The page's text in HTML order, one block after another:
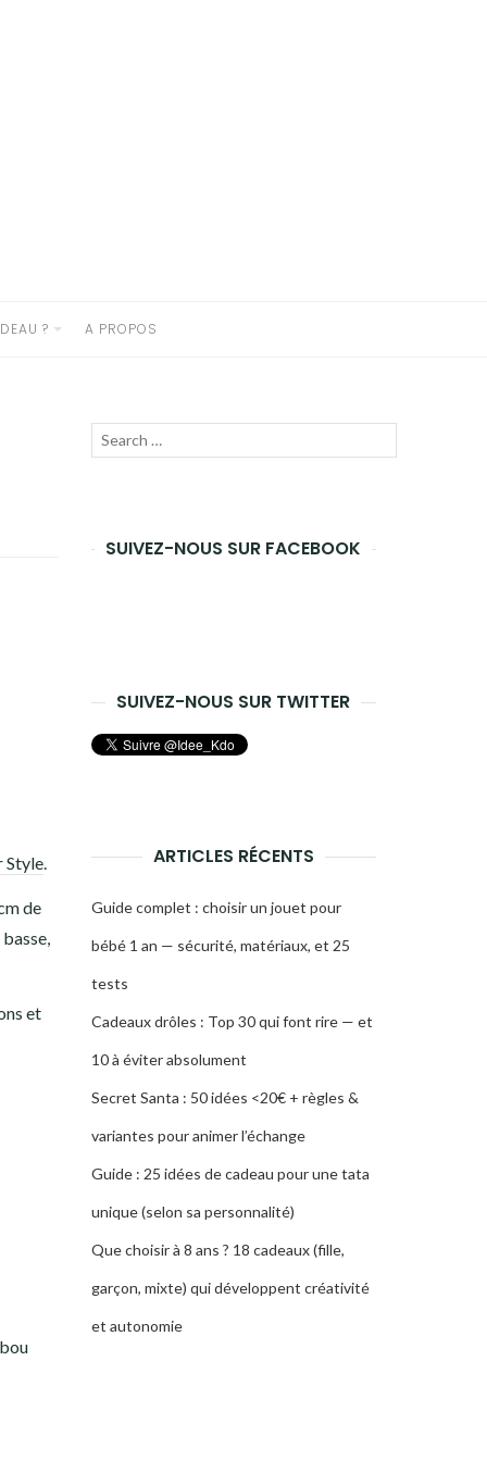
? A PROPOS
Style.
de
et
Recherche
SUIVEZ-NOUS SUR FACEBOOK
SUIVEZ-NOUS SUR TWITTER
ARTICLES RÉCENTS
Guide complet : choisir un jouet pour
bébé 1 an — sécurité, matériaux, et 25
tests
Cadeaux drôles : Top 30 qui font rire — et
10 à éviter absolument
Secret Santa : 50 idées <20€ + règles &
variantes pour animer l’échange
Guide : 25 idées de cadeau pour une tata
unique (selon sa personnalité)
Que choisir à 8 ans ? 18 cadeaux (fille,
garçon, mixte) qui développent créativité
et autonomie